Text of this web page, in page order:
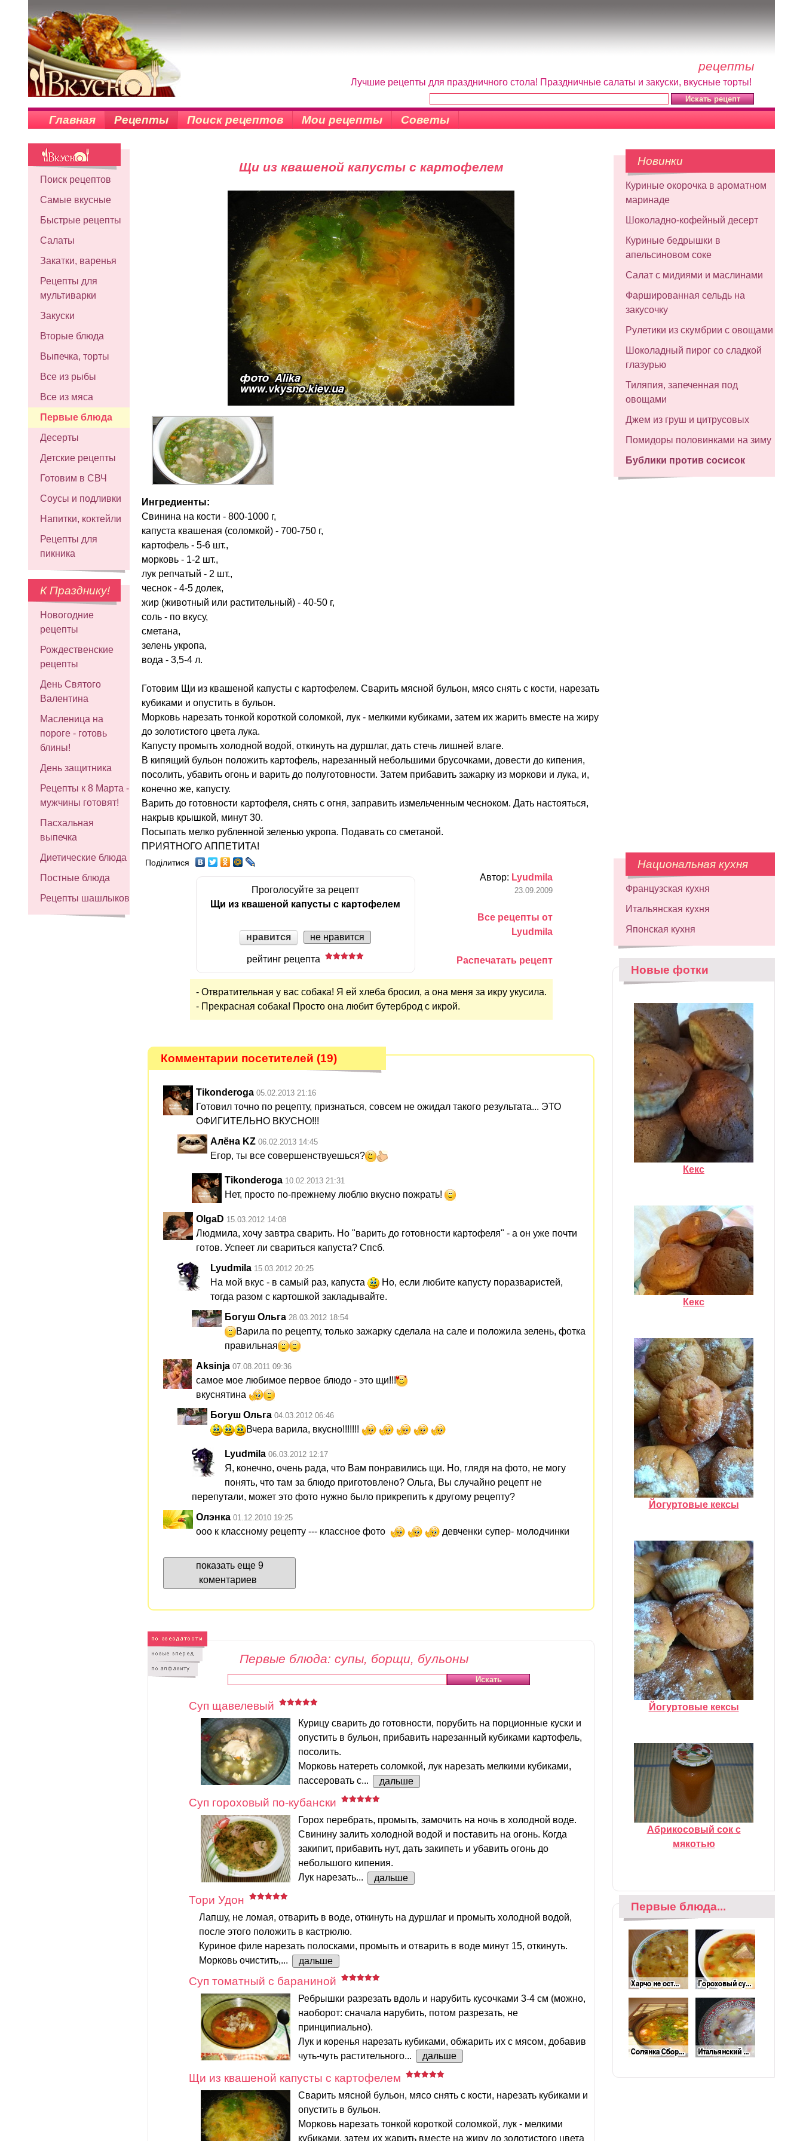
рецепты
Лучшие рецепты для праздничного стола! Праздничные салаты и закуски, вкусные торты!
Главная Рецепты Поиск рецептов Мои рецепты Советы
Поиск рецептов
Самые вкусные
Быстрые рецепты
Салаты
Закатки, варенья
Рецепты для
мультиварки
Закуски
Вторые блюда
Выпечка, торты
Все из рыбы
Все из мяса
Первые блюда
Десерты
Детские рецепты
Готовим в СВЧ
Соусы и подливки
Напитки, коктейли
Рецепты для
пикника
К Празднику!
Новогодние
рецепты
Рождественские
рецепты
День Святого
Валентина
Масленица на
пороге - готовь
блины!
День защитника
Рецепты к 8 Марта -
мужчины готовят!
Пасхальная
выпечка
Диетические блюда
Постные блюда
Рецепты шашлыков
Щи из квашеной капусты с картофелем
Ингредиенты:
Свинина на кости - 800-1000 г,
капуста квашеная (соломкой) - 700-750 г,
картофель - 5-6 шт.,
морковь - 1-2 шт.,
лук репчатый - 2 шт.,
чеснок - 4-5 долек,
жир (животный или растительный) - 40-50 г,
соль - по вкусу,
сметана,
зелень укропа,
вода - 3,5-4 л.
Готовим Щи из квашеной капусты с картофелем. Сварить мясной бульон, мясо снять с кости, нарезать
кубиками и опустить в бульон.
Морковь нарезать тонкой короткой соломкой, лук - мелкими кубиками, затем их жарить вместе на жиру
до золотистого цвета лука.
Капусту промыть холодной водой, откинуть на дуршлаг, дать стечь лишней влаге.
В кипящий бульон положить картофель, нарезанный небольшими брусочками, довести до кипения,
посолить, убавить огонь и варить до полуготовности. Затем прибавить зажарку из моркови и лука, и,
конечно же, капусту.
Варить до готовности картофеля, снять с огня, заправить измельченным чесноком. Дать настояться,
накрыв крышкой, минут 30.
Посыпать мелко рубленной зеленью укропа. Подавать со сметаной.
ПРИЯТНОГО АППЕТИТА!
Поділитися
Проголосуйте за рецепт
Щи из квашеной капусты с картофелем
нравится не нравится
рейтинг рецепта
Автор: Lyudmila
23.09.2009
Все рецепты от
Lyudmila
Распечатать рецепт
- Отвратительная у вас собака! Я ей хлеба бросил, а она меня за икру укусила.
- Прекрасная собака! Просто она любит бутерброд с икрой.
Комментарии посетителей (19)
Tikonderoga 05.02.2013 21:16
Готовил точно по рецепту, признаться, совсем не ожидал такого результата... ЭТО
ОФИГИТЕЛЬНО ВКУСНО!!!
Алёна KZ 06.02.2013 14:45
Егор, ты все совершенствуешься?
Tikonderoga 10.02.2013 21:31
Нет, просто по-прежнему люблю вкусно пожрать!
OlgaD 15.03.2012 14:08
Людмила, хочу завтра сварить. Но "варить до готовности картофеля" - а он уже почти
готов. Успеет ли свариться капуста? Спсб.
Lyudmila 15.03.2012 20:25
На мой вкус - в самый раз, капуста
Но, если любите капусту поразваристей,
тогда разом с картошкой закладывайте.
Богуш Ольга 28.03.2012 18:54
Варила по рецепту, только зажарку сделала на сале и положила зелень, фотка
правильная
Aksinja 07.08.2011 09:36
самое мое любимое первое блюдо - это щи!!!
вкуснятина
Богуш Ольга 04.03.2012 06:46
Вчера варила, вкусно!!!!!!!
Lyudmila 06.03.2012 12:17
Я, конечно, очень рада, что Вам понравились щи. Но, глядя на фото, не могу
понять, что там за блюдо приготовлено? Ольга, Вы случайно рецепт не
перепутали, может это фото нужно было прикрепить к другому рецепту?
Олэнка 01.12.2010 19:25
ооо к классному рецепту --- классное фото девченки супер- молодчинки
показать еще 9
коментариев
Первые блюда: супы, борщи, бульоны
Суп щавелевый
Курицу сварить до готовности, порубить на порционные куски и
опустить в бульон, прибавить нарезанный кубиками картофель,
посолить.
Морковь натереть соломкой, лук нарезать мелкими кубиками,
пассеровать с...
дальше
Суп гороховый по-кубански
Горох перебрать, промыть, замочить на ночь в холодной воде.
Свинину залить холодной водой и поставить на огонь. Когда
закипит, прибавить нут, дать закипеть и убавить огонь до
небольшого кипения.
Лук нарезать...
дальше
Тори Удон
Лапшу, не ломая, отварить в воде, откинуть на дуршлаг и промыть холодной водой,
после этого положить в кастрюлю.
Куриное филе нарезать полосками, промыть и отварить в воде минут 15, откинуть.
Морковь очистить,...
дальше
Суп томатный с бараниной
Ребрышки разрезать вдоль и нарубить кусочками 3-4 см (можно,
наоборот: сначала нарубить, потом разрезать, не
принципиально).
Лук и коренья нарезать кубиками, обжарить их с мясом, добавив
чуть-чуть растительного...
дальше
Щи из квашеной капусты с картофелем
Сварить мясной бульон, мясо снять с кости, нарезать кубиками и
опустить в бульон.
Морковь нарезать тонкой короткой соломкой, лук - мелкими
кубиками, затем их жарить вместе на жиру до золотистого цвета
Новинки
Куриные окорочка в ароматном
маринаде
Шоколадно-кофейный десерт
Куриные бедрышки в
апельсиновом соке
Салат с мидиями и маслинами
Фаршированная сельдь на
закусочку
Рулетики из скумбрии с овощами
Шоколадный пирог со сладкой
глазурью
Тиляпия, запеченная под
овощами
Джем из груш и цитрусовых
Помидоры половинками на зиму
Бублики против сосисок
Национальная кухня
Французская кухня
Итальянская кухня
Японская кухня
Новые фотки
Кекс
Кекс
Йогуртовые кексы
Йогуртовые кексы
Абрикосовый сок с
мякотью
Первые блюда...